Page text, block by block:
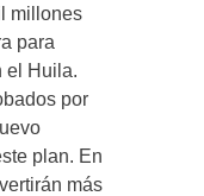
millones
para
el Huila.
por
plan. En
más